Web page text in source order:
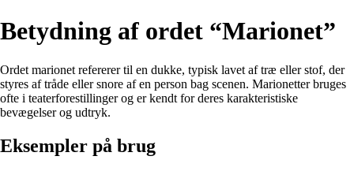
Betydning af ordet “Marionet”
Ordet marionet refererer til en dukke, typisk lavet af træ eller stof, der
styres af tråde eller snore af en person bag scenen. Marionetter bruges
ofte i teaterforestillinger og er kendt for deres karakteristiske
bevægelser og udtryk.
Eksempler på brug